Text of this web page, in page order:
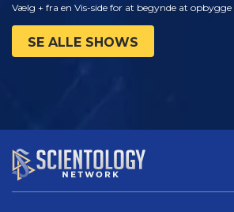
Vælg + fra en Vis-side for at begynde at
SE ALLE SHOWS